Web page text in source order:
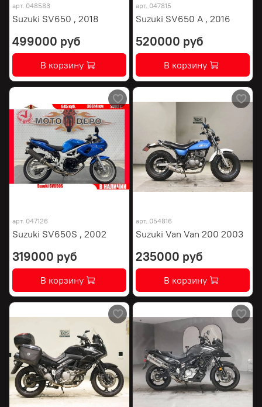
арт. 048583
Suzuki SV650 , 2018
499000 руб
В корзину
арт. 047815
Suzuki SV650 A , 2016
520000 руб
В корзину
арт. 047126
Suzuki SV650S , 2002
319000 руб
В корзину
арт. 054816
Suzuki Van Van 200 2003
235000 руб
В корзину